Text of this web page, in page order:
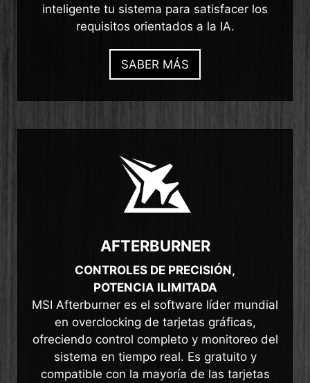
inteligente tu sistema para satisfacer los
requisitos orientados a la IA.
SABER MÁS
AFTERBURNER
CONTROLES DE PRECISIÓN,
POTENCIA ILIMITADA
MSI Afterburner es el software líder mundial
en overclocking de tarjetas gráficas,
ofreciendo control completo y monitoreo del
sistema en tiempo real. Es gratuito y
compatible con la mayoría de las tarjetas